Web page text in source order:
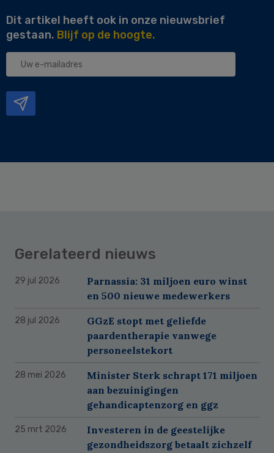
Dit artikel heeft ook in onze nieuwsbrief
gestaan. Blijf op de hoogte.
Uw
Gerelateerd nieuws
29 jul 2026
Parnassia: 31 miljoen euro winst
en 500 nieuwe medewerkers
28 jul 2026
GGzE stopt met geliefde
paardentherapie vanwege
personeelstekort
28 mei 2026
Minister Sterk schrapt 171 miljoen
aan bezuinigingen
gehandicaptenzorg en ggz
25 mrt 2026
Investeren in de geestelijke
gezondheidszorg betaalt zichzelf